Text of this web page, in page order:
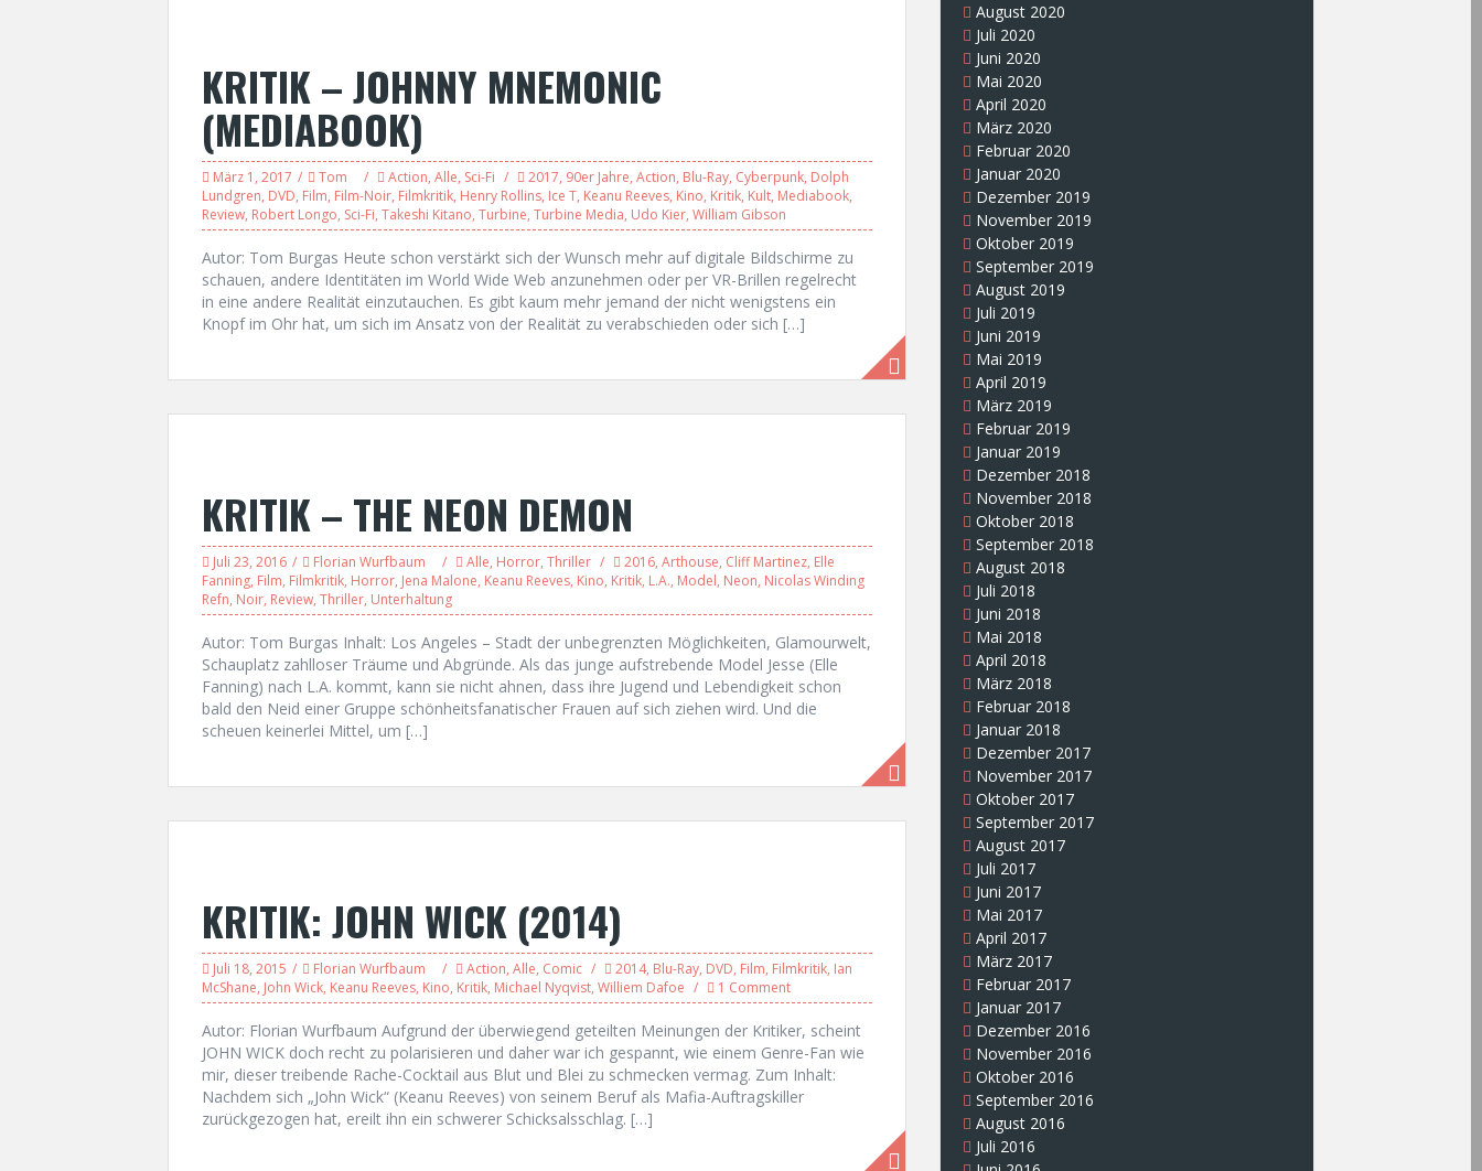
KRITIK – JOHNNY MNEMONIC
(MEDIABOOK)
März 1, 2017 Tom Action, Alle, Sci-Fi 2017, 90er Jahre, Action, Blu-Ray, Cyberpunk, Dolph
Lundgren, DVD, Film, Film-Noir, Filmkritik, Henry Rollins, Ice T, Keanu Reeves, Kino, Kritik, Kult, Mediabook,
Review, Robert Longo, Sci-Fi, Takeshi Kitano, Turbine, Turbine Media, Udo Kier, William Gibson
Autor: Tom Burgas Heute schon verstärkt sich der Wunsch mehr auf digitale Bildschirme zu
schauen, andere Identitäten im World Wide Web anzunehmen oder per VR-Brillen regelrecht
in eine andere Realität einzutauchen. Es gibt kaum mehr jemand der nicht wenigstens ein
Knopf im Ohr hat, um sich im Ansatz von der Realität zu verabschieden oder sich […]
KRITIK – THE NEON DEMON
Juli 23, 2016 Florian Wurfbaum Alle, Horror, Thriller 2016, Arthouse, Cliff Martinez, Elle
Fanning, Film, Filmkritik, Horror, Jena Malone, Keanu Reeves, Kino, Kritik, L.A., Model, Neon, Nicolas Winding
Refn, Noir, Review, Thriller, Unterhaltung
Autor: Tom Burgas Inhalt: Los Angeles – Stadt der unbegrenzten Möglichkeiten, Glamourwelt,
Schauplatz zahlloser Träume und Abgründe. Als das junge aufstrebende Model Jesse (Elle
Fanning) nach L.A. kommt, kann sie nicht ahnen, dass ihre Jugend und Lebendigkeit schon
bald den Neid einer Gruppe schönheitsfanatischer Frauen auf sich ziehen wird. Und die
scheuen keinerlei Mittel, um […]
KRITIK: JOHN WICK (2014)
Juli 18, 2015 Florian Wurfbaum Action, Alle, Comic 2014, Blu-Ray, DVD, Film, Filmkritik, Ian
McShane, John Wick, Keanu Reeves, Kino, Kritik, Michael Nyqvist, Williem Dafoe 1 Comment
Autor: Florian Wurfbaum Aufgrund der überwiegend geteilten Meinungen der Kritiker, scheint
JOHN WICK doch recht zu polarisieren und daher war ich gespannt, wie einem Genre-Fan wie
mir, dieser treibende Rache-Cocktail aus Blut und Blei zu schmecken vermag. Zum Inhalt:
Nachdem sich „John Wick“ (Keanu Reeves) von seinem Beruf als Mafia-Auftragskiller
zurückgezogen hat, ereilt ihn ein schwerer Schicksalsschlag. […]
August 2020
Juli 2020
Juni 2020
Mai 2020
April 2020
März 2020
Februar 2020
Januar 2020
Dezember 2019
November 2019
Oktober 2019
September 2019
August 2019
Juli 2019
Juni 2019
Mai 2019
April 2019
März 2019
Februar 2019
Januar 2019
Dezember 2018
November 2018
Oktober 2018
September 2018
August 2018
Juli 2018
Juni 2018
Mai 2018
April 2018
März 2018
Februar 2018
Januar 2018
Dezember 2017
November 2017
Oktober 2017
September 2017
August 2017
Juli 2017
Juni 2017
Mai 2017
April 2017
März 2017
Februar 2017
Januar 2017
Dezember 2016
November 2016
Oktober 2016
September 2016
August 2016
Juli 2016